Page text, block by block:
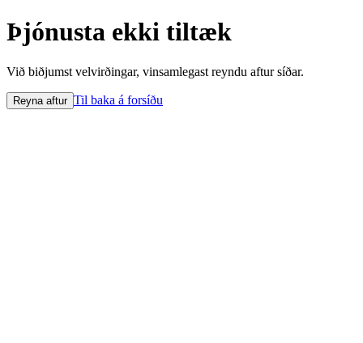
Þjónusta ekki tiltæk
Við biðjumst velvirðingar, vinsamlegast reyndu aftur síðar.
Reyna aftur Til baka á forsíðu